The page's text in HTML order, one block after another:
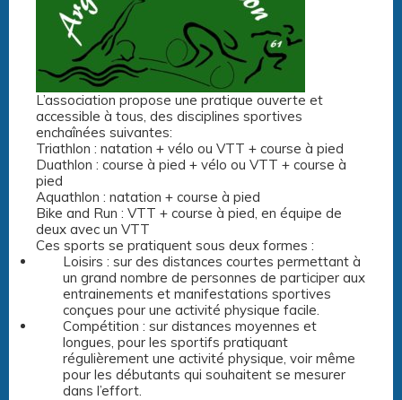
L’association propose une pratique ouverte et
accessible à tous, des disciplines sportives
enchaînées suivantes:
Triathlon : natation + vélo ou VTT + course à pied
Duathlon : course à pied + vélo ou VTT + course à
pied
Aquathlon : natation + course à pied
Bike and Run : VTT + course à pied, en équipe de
deux avec un VTT
Ces sports se pratiquent sous deux formes :
Loisirs : sur des distances courtes permettant à
un grand nombre de personnes de participer aux
entrainements et manifestations sportives
conçues pour une activité physique facile.
Compétition : sur distances moyennes et
longues, pour les sportifs pratiquant
régulièrement une activité physique, voir même
pour les débutants qui souhaitent se mesurer
dans l’effort.